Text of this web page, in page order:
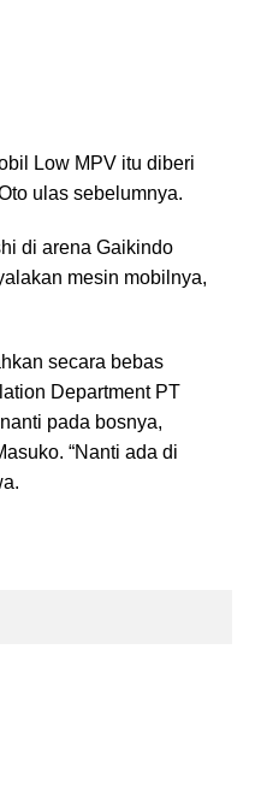
Low MPV itu diberi
ulas sebelumnya.
di arena Gaikindo
mesin mobilnya,
secara bebas
Department PT
pada bosnya,
“Nanti ada di